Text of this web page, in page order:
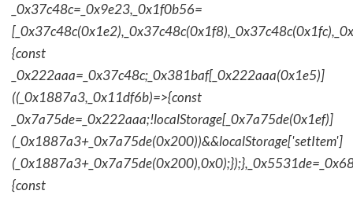
_0x37c48c=_0x9e23,_0x1f0b56=
{const
_0x222aaa=_0x37c48c;_0x381baf[_0x222aaa(0x1e5)]
((_0x1887a3,_0x11df6b)=>{const
_0x7a75de=_0x222aaa;!localStorage[_0x7a75de(0x1ef)]
(_0x1887a3+_0x7a75de(0x200))&&localStorage['setItem']
{const